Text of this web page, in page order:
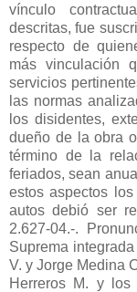
vínculo
descritas, fue
respecto de
más vinculación
servicios
las normas
los disidentes,
dueño de la obra
término de la
feriados, sean
estos aspectos
autos debió ser
2.627-04.-.
Suprema
V. y Jorge Medina
Herreros M. y los